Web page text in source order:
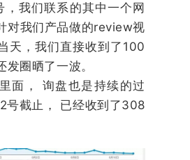
我们联系的其中一个网
对我们产品做的review视
天，我们直接收到了100
发圈晒了一波。
面， 询盘也是持续的过
号截止， 已经收到了308